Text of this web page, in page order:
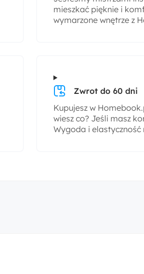
mieszkać pięknie i
wymarzone wnętrze z
Zwrot do 60 dni
Kupujesz w
wiesz co? Jeśli masz
Wygoda i